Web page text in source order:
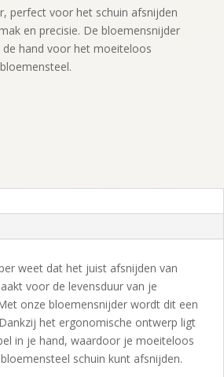
perfect voor het schuin afsnijden
en precisie. De bloemensnijder
hand voor het moeiteloos
weet dat het juist afsnijden van
voor de levensduur van je
onze bloemensnijder wordt dit een
het ergonomische ontwerp ligt
in je hand, waardoor je moeiteloos
schuin kunt afsnijden.